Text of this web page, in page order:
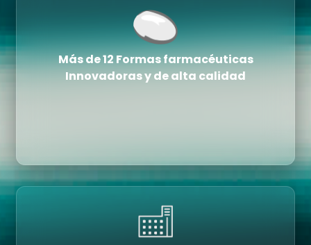
Más de 12 Formas farmacéuticas
Innovadoras y de alta calidad